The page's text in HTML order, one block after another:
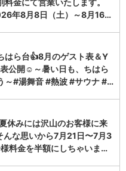
年8月8日（土）～8月16…
はら台👍8月のゲスト表＆Y
公開☺～暑い日も、ちはら
～#湯舞音 #熱波 #サウナ #…
休みには沢山のお客様に来
んな思いから7月21日〜7月3
料金を半額にしちゃいま…